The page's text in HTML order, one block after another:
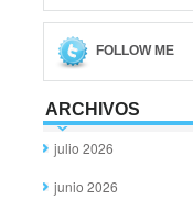
FOLLOW ME
ARCHIVOS
julio 2026
junio 2026